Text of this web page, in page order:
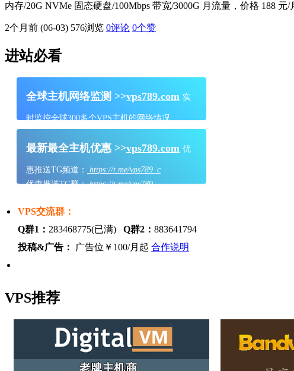
内存/20G NVMe 固态硬盘/100Mbps 带宽/3000G 月流量，价格 188
2个月前 (06-03) 576浏览 0评论 0个赞
进站必看
全球主机网络监测 >>vps789.com 实
时监控全球300多个VPS主机的网络情况
最新最全主机优惠 >>vps789.com 优
惠推送TG频道：
https://t.me/vps789_c
优惠推送TG群：https://t.me/vps789
VPS交流群：
Q群1： 283468775(已满) Q群2： 883641794
投稿&广告：
广告位￥100/月起 合作说明
VPS推荐